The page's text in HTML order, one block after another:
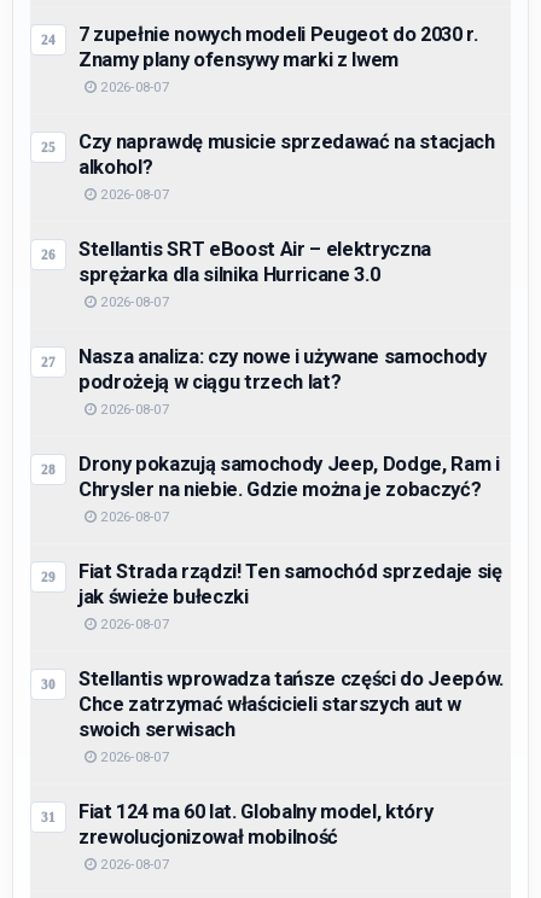
7 zupełnie nowych modeli Peugeot do 2030 r.
Znamy plany ofensywy marki z lwem
2026-08-07
Czy naprawdę musicie sprzedawać na stacjach
alkohol?
2026-08-07
Stellantis SRT eBoost Air – elektryczna
sprężarka dla silnika Hurricane 3.0
2026-08-07
Nasza analiza: czy nowe i używane samochody
podrożeją w ciągu trzech lat?
2026-08-07
Drony pokazują samochody Jeep, Dodge, Ram i
Chrysler na niebie. Gdzie można je zobaczyć?
2026-08-07
Fiat Strada rządzi! Ten samochód sprzedaje się
jak świeże bułeczki
2026-08-07
Stellantis wprowadza tańsze części do Jeepów.
Chce zatrzymać właścicieli starszych aut w
swoich serwisach
2026-08-07
Fiat 124 ma 60 lat. Globalny model, który
zrewolucjonizował mobilność
2026-08-07